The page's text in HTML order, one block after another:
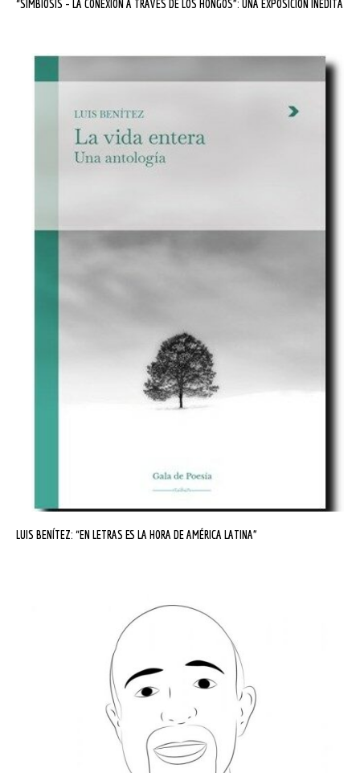
“SIMBIOSIS – LA CONEXIÓN A TRAVÉS DE LOS HONGOS”: UNA EXPOSICIÓN INÉDITA
LUIS BENÍTEZ: “EN LETRAS ES LA HORA DE AMÉRICA LATINA”